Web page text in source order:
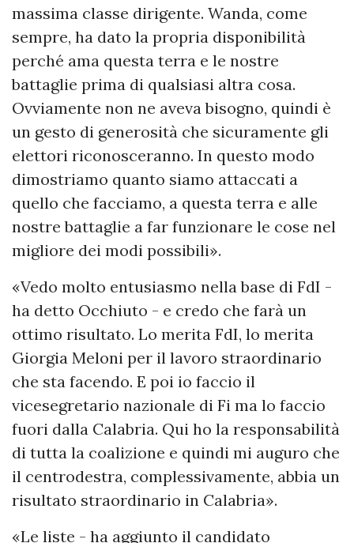
massima classe dirigente. Wanda, come
sempre, ha dato la propria disponibilità
perché ama questa terra e le nostre
battaglie prima di qualsiasi altra cosa.
Ovviamente non ne aveva bisogno, quindi è
un gesto di generosità che sicuramente gli
elettori riconosceranno. In questo modo
dimostriamo quanto siamo attaccati a
quello che facciamo, a questa terra e alle
nostre battaglie a far funzionare le cose nel
migliore dei modi possibili».
«Vedo molto entusiasmo nella base di FdI -
ha detto Occhiuto - e credo che farà un
ottimo risultato. Lo merita FdI, lo merita
Giorgia Meloni per il lavoro straordinario
che sta facendo. E poi io faccio il
vicesegretario nazionale di Fi ma lo faccio
fuori dalla Calabria. Qui ho la responsabilità
di tutta la coalizione e quindi mi auguro che
il centrodestra, complessivamente, abbia un
risultato straordinario in Calabria».
«Le liste - ha aggiunto il candidato